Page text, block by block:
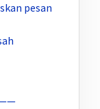
pesan